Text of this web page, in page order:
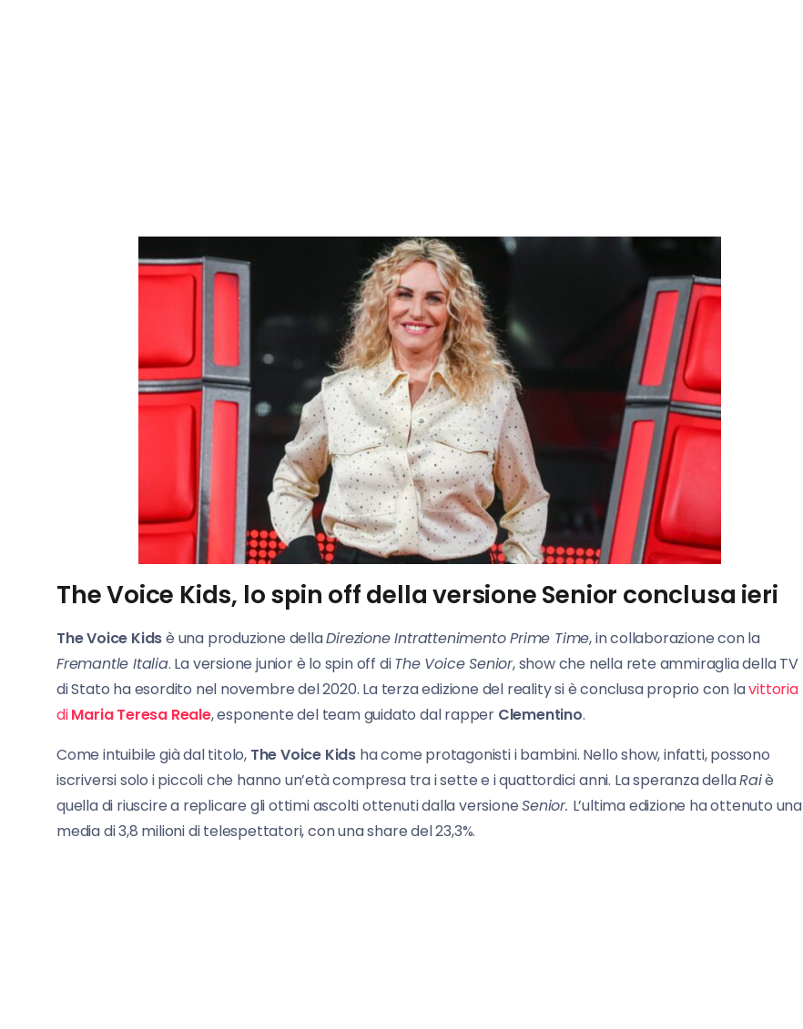
The Voice Kids, lo spin off della versione Senior conclusa ieri
The Voice Kidsè una produzione dellaDirezione Intrattenimento Prime Time, in collaborazione con la
Fremantle Italia. La versione junior è lo spin off diThe Voice Senior, show che nella rete ammiraglia della TV
di Stato ha esordito nel novembre del 2020. La terza edizione del reality si è conclusa proprio con lavittoria
diMaria Teresa Reale, esponente del team guidato dal rapper Clementino.
Come intuibile già dal titolo, The Voice Kids ha come protagonisti i bambini. Nello show, infatti, possono
iscriversi solo i piccoli che hanno un’età compresa tra i sette e i quattordici anni. La speranza dellaRaiè
quella di riuscire a replicare gli ottimi ascolti ottenuti dalla versioneSenior. L’ultima edizione ha ottenuto una
media di 3,8 milioni di telespettatori, con una share del 23,3%.